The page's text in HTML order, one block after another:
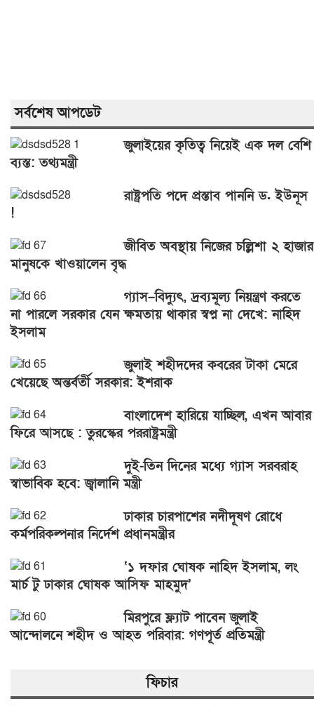
সর্বশেষ আপডেট
জুলাইয়ের কৃতিত্ব নিয়েই এক দল বেশি
ব্যস্ত: তথ্যমন্ত্রী
রাষ্ট্রপতি পদে প্রস্তাব পাননি ড. ইউনূস
!
জীবিত অবস্থায় নিজের চল্লিশা ২ হাজার
মানুষকে খাওয়ালেন বৃদ্ধ
গ্যাস–বিদ্যুৎ, দ্রব্যমূল্য নিয়ন্ত্রণ করতে
না পারলে সরকার যেন ক্ষমতায় থাকার স্বপ্ন না দেখে: নাহিদ
ইসলাম
জুলাই শহীদদের কবরের টাকা মেরে
খেয়েছে অন্তর্বর্তী সরকার: ইশরাক
বাংলাদেশ হারিয়ে যাচ্ছিল, এখন আবার
ফিরে আসছে : তুরস্কের পররাষ্ট্রমন্ত্রী
দুই-তিন দিনের মধ্যে গ্যাস সরবরাহ
স্বাভাবিক হবে: জ্বালানি মন্ত্রী
ঢাকার চারপাশের নদীদূষণ রোধে
কর্মপরিকল্পনার নির্দেশ প্রধানমন্ত্রীর
‘১ দফার ঘোষক নাহিদ ইসলাম, লং
মার্চ টু ঢাকার ঘোষক আসিফ মাহমুদ’
মিরপুরে ফ্ল্যাট পাবেন জুলাই
আন্দোলনে শহীদ ও আহত পরিবার: গণপূর্ত প্রতিমন্ত্রী
ফিচার